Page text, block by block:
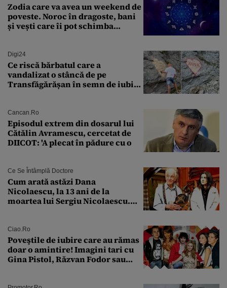
Zodia care va avea un weekend de
poveste. Noroc în dragoste, bani
și vești care îi pot schimba
Digi24
Ce riscă bărbatul care a
vandalizat o stâncă de pe
Transfăgărășan în semn de iubire
Cancan.ro
Episodul extrem din dosarul lui
Cătălin Avramescu, cercetat de
DIICOT: 'A plecat în pădure cu o
Ce Se Întâmplă Doctore
Cum arată astăzi Dana
Nicolaescu, la 13 ani de la
moartea lui Sergiu Nicolaescu.
Ciao.ro
Poveştile de iubire care au rămas
doar o amintire! Imagini tari cu
Gina Pistol, Răzvan Fodor sau